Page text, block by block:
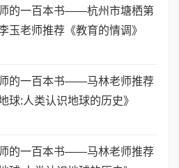
的一百本书——杭州市塘栖第
玉老师推荐《教育的情调》
的一百本书——马林老师推荐
球:人类认识地球的历史》
的一百本书——马林老师推荐